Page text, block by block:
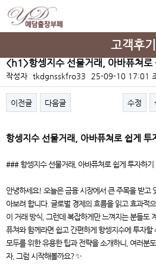
고객후기
<h1>항셍지수 선물거래, 아바퓨쳐
작성자 tkdgnsskfro33 25-09-10 17:01
이전글 다음글 수정
본문
항셍지수 선물거래, 아바퓨쳐로 쉽게 투
### 항셍지수 선물거래, 아바퓨쳐로 쉽게 투자하기
안녕하세요! 오늘은 금융 시장에서 큰 주목을 받고
아보려 합니다. 글로벌 경제의 흐름을 읽고 효과적
이 거래 방식, 그런데 복잡하게만 느껴지는 분들도
퓨쳐와 함께라면 쉽고 간편하게 항셍지수에 투자할
모두를 위한 유용한 팁과 전략을 소개하니, 여러분
자, 그럼 시작해볼까요? ✨